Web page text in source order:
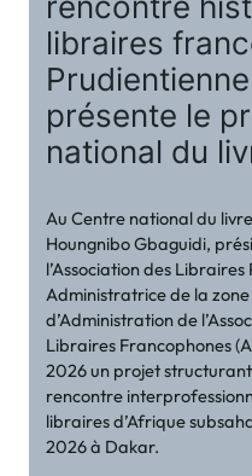
libraires
présente le
national du
Au Centre national du
Houngnibo Gbaguidi,
l’Association des
Administratrice de la
d’Administration de
Libraires Francophones
2026 un projet structurant
rencontre
libraires d’Afrique
2026 à Dakar.